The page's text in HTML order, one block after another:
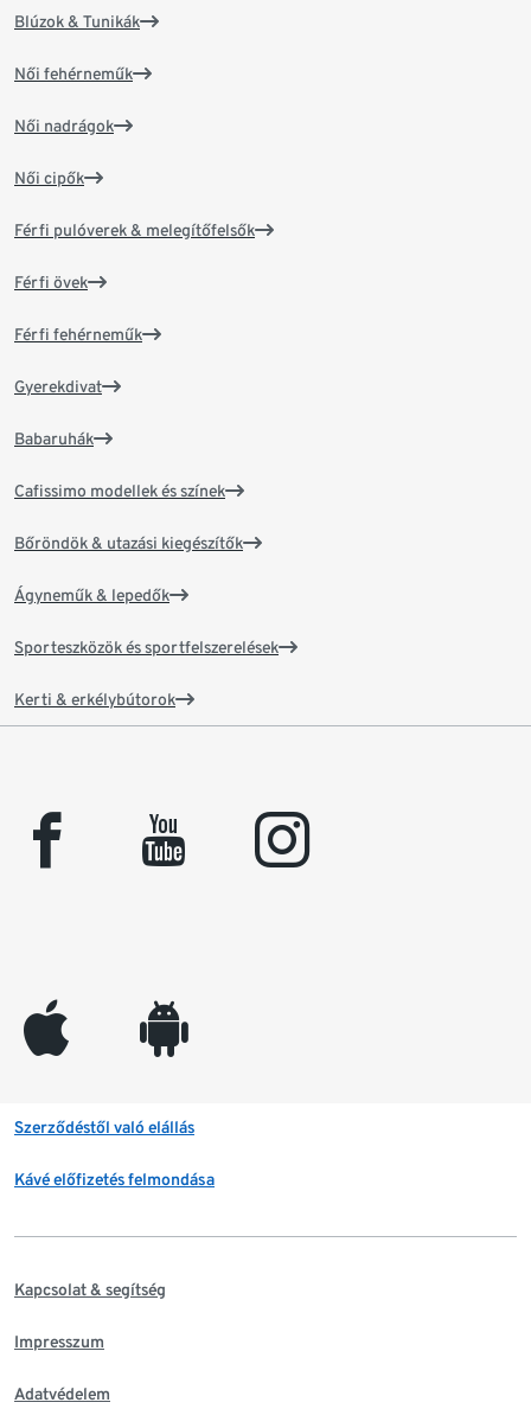
Blúzok & Tunikák
Női fehérneműk
Női nadrágok
Női cipők
Férfi pulóverek & melegítőfelsők
Férfi övek
Férfi fehérneműk
Gyerekdivat
Babaruhák
Cafissimo modellek és színek
Bőröndök & utazási kiegészítők
Ágyneműk & lepedők
Sporteszközök és sportfelszerelések
Kerti & erkélybútorok
facebook youtube instagram
appleinc android
Szerződéstől való elállás
Kávé előfizetés felmondása
Kapcsolat & segítség
Impresszum
Adatvédelem